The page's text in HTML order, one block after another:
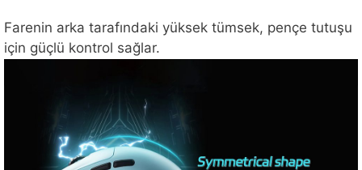
Farenin arka tarafındaki yüksek tümsek, pençe tutuşu
için güçlü kontrol sağlar.